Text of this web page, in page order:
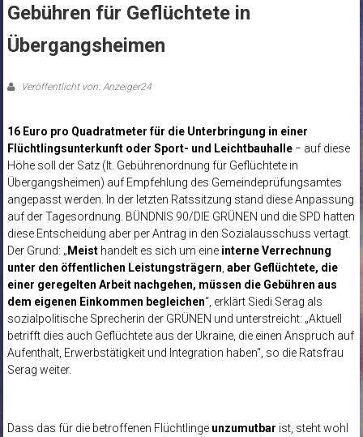
Gebühren für Geflüchtete in
Übergangsheimen
Veröffentlicht von: Anzeiger24
16 Euro pro Quadratmeter für die Unterbringung in einer
Flüchtlingsunterkunft oder Sport- und Leichtbauhalle − auf diese
Höhe soll der Satz (lt. Gebührenordnung für Geflüchtete in
Übergangsheimen) auf Empfehlung des Gemeindeprüfungsamtes
angepasst werden. In der letzten Ratssitzung stand diese Anpassung
auf der Tagesordnung. BÜNDNIS 90/DIE GRÜNEN und die SPD hatten
diese Entscheidung aber per Antrag in den Sozialausschuss vertagt.
Der Grund: „ Meisthandelt es sich um eineinterne Verrechnung
unter den öffentlichen Leistungsträgern aber Geflüchtete, die
einer geregelten Arbeit nachgehen, müssen die Gebühren aus
dem eigenen Einkommen begleichen“, erklärt Siedi Serag als
sozialpolitische Sprecherin der GRÜNEN und unterstreicht: „Aktuell
betrifft dies auch Geflüchtete aus der Ukraine, die einen Anspruch auf
Aufenthalt, Erwerbstätigkeit und Integration haben“, so die Ratsfrau
Serag weiter.
Dass das für die betroffenen Flüchtlinge unzumutbar ist, steht wohl